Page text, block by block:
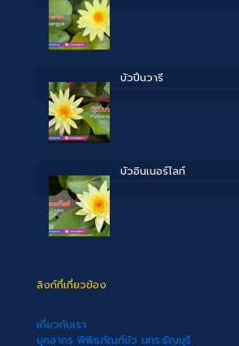
บัวปิ่นวารี
บัวอินเนอร์ไลท์
ลิงก์ที่เกี่ยวข้อง
เกี่ยวกับเรา
บุคลากร พิพิธภัณฑ์บัว มทร.ธัญบุรี